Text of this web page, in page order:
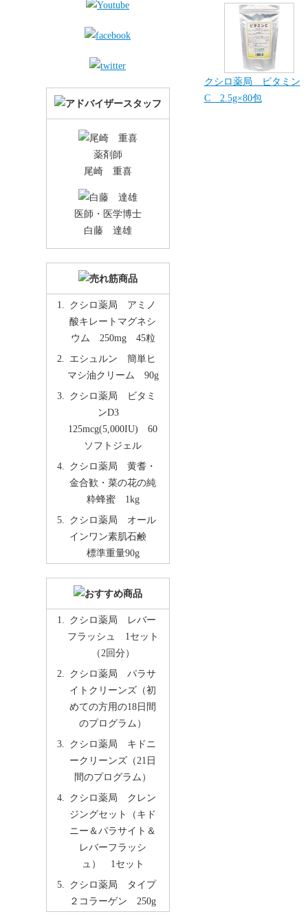
クシロ薬局 ビタミン
C 2.5g×80包
薬剤師
尾崎 重喜
医師・医学博士
白藤 達雄
クシロ薬局 アミノ
酸キレートマグネシ
ウム 250mg 45粒
エシュルン 簡単ヒ
マシ油クリーム 90g
クシロ薬局 ビタミ
ンD3
125mcg(5,000IU) 60
ソフトジェル
クシロ薬局 黄耆・
金合歓・菜の花の純
粋蜂蜜 1kg
クシロ薬局 オール
インワン素肌石鹸
標準重量90g
クシロ薬局 レバー
フラッシュ 1セット
（2回分）
クシロ薬局 パラサ
イトクリーンズ（初
めての方用の18日間
のプログラム）
クシロ薬局 キドニ
ークリーンズ（21日
間のプログラム）
クシロ薬局 クレン
ジングセット（キド
ニー＆パラサイト＆
レバーフラッシ
ュ） 1セット
クシロ薬局 タイプ
２コラーゲン 250g